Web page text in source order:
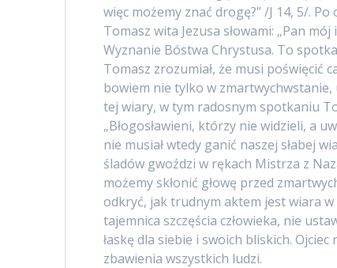
więc możemy znać drogę?” /J 14, 5/.
Tomasz wita Jezusa słowami: „Pan
Wyznanie Bóstwa Chrystusa. To
Tomasz zrozumiał, że musi poświęcić
bowiem nie tylko w
tej wiary, w tym radosnym spotkaniu
„Błogosławieni, którzy nie widzieli, a
nie musiał wtedy ganić naszej słabej
śladów gwoździ w rękach Mistrza z
możemy skłonić głowę przed
odkryć, jak trudnym aktem jest wiara
tajemnica szczęścia człowieka, nie
łaskę dla siebie i swoich bliskich.
zbawienia wszystkich ludzi.